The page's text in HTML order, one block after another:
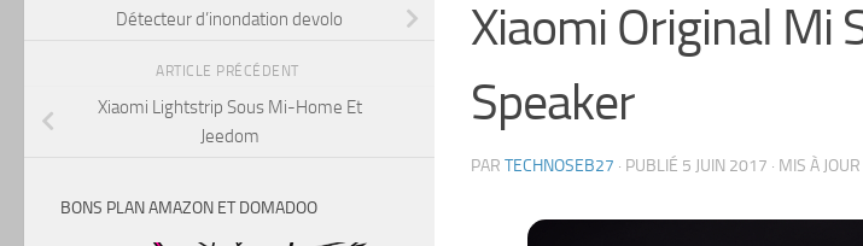
Xiaomi Original Mi
Speaker
PAR TECHNOSEB27 · PUBLIÉ 5 JUIN 2017 · MIS À JOUR
Détecteur d’inondation devolo
ARTICLE PRÉCÉDENT
Xiaomi Lightstrip Sous Mi-Home Et
Jeedom
BONS PLAN AMAZON ET DOMADOO